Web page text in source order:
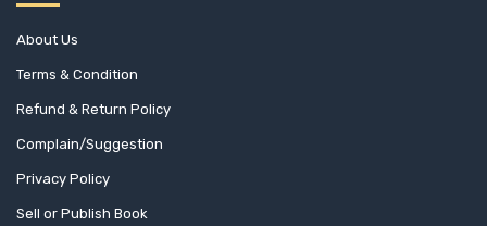
About Us
Terms & Condition
Refund & Return Policy
Complain/Suggestion
Privacy Policy
Sell or Publish Book